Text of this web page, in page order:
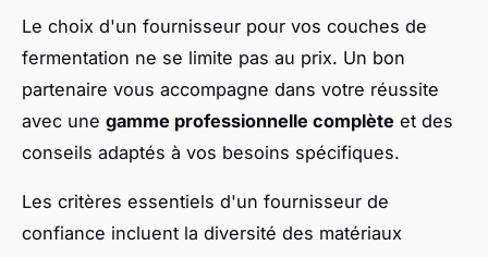
Le choix d'un fournisseur pour vos couches de
fermentation ne se limite pas au prix. Un bon
partenaire vous accompagne dans votre réussite
avec une gamme professionnelle complète et des
conseils adaptés à vos besoins spécifiques.
Les critères essentiels d'un fournisseur de
confiance incluent la diversité des matériaux